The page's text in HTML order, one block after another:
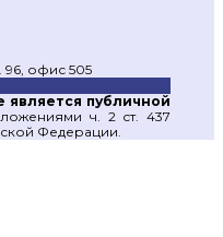
96, офис 505
является публичной
ч. 2 ст. 437
Федерации.